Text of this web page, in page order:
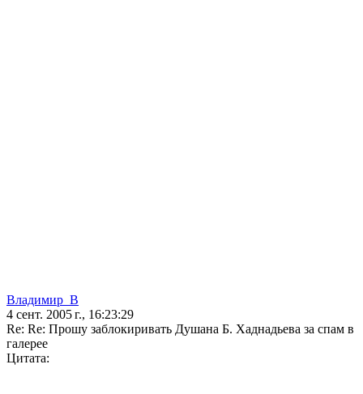
Владимир_В
4 сент. 2005 г., 16:23:29
Re: Re: Прошу заблокиривать Душана Б. Хаднадьева за спам в
галерее
Цитата: